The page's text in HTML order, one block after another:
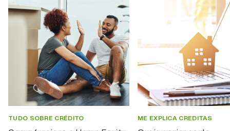
TUDO SOBRE CRÉDITO ME EXPLICA CREDITAS